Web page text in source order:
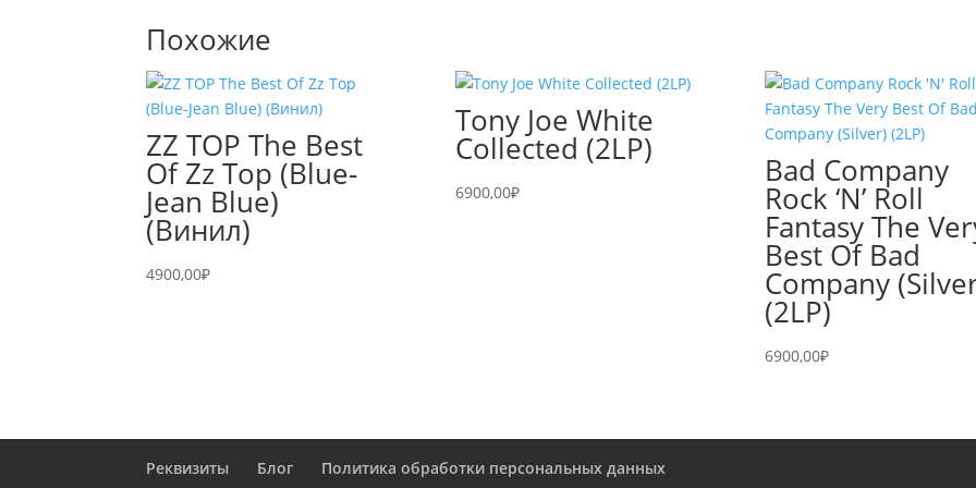
Похожие
ZZ TOP The Best
Of Zz Top (Blue-
Jean Blue)
(Винил)
4900,00₽
Tony Joe White
Collected (2LP)
6900,00₽
Bad Company
Rock ‘N’ Roll
Fantasy The
Best Of Bad
Company
(2LP)
6900,00₽
Реквизиты Блог Политика обработки персональных данных